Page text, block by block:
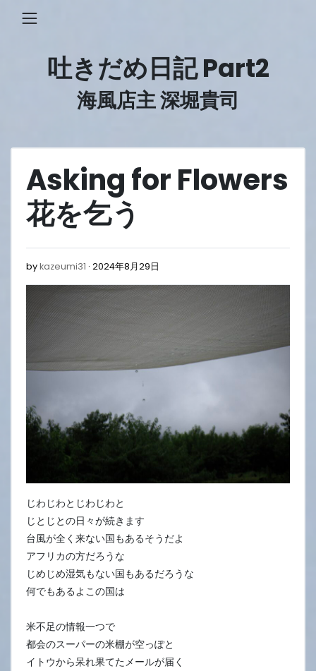
吐きだめ日記 Part2
海風店主 深堀貴司
Asking for Flowers
花を乞う
bykazeumi31 2024年8月29日
8
29
じわじわとじわじわと
じとじとの日々が続きます
台風が全く来ない国もあるそうだよ
アフリカの方だろうな
じめじめ湿気もない国もあるだろうな
何でもあるよこの国は
米不足の情報一つで
都会のスーパーの米棚が空っぽと
イトウから呆れ果てたメールが届く